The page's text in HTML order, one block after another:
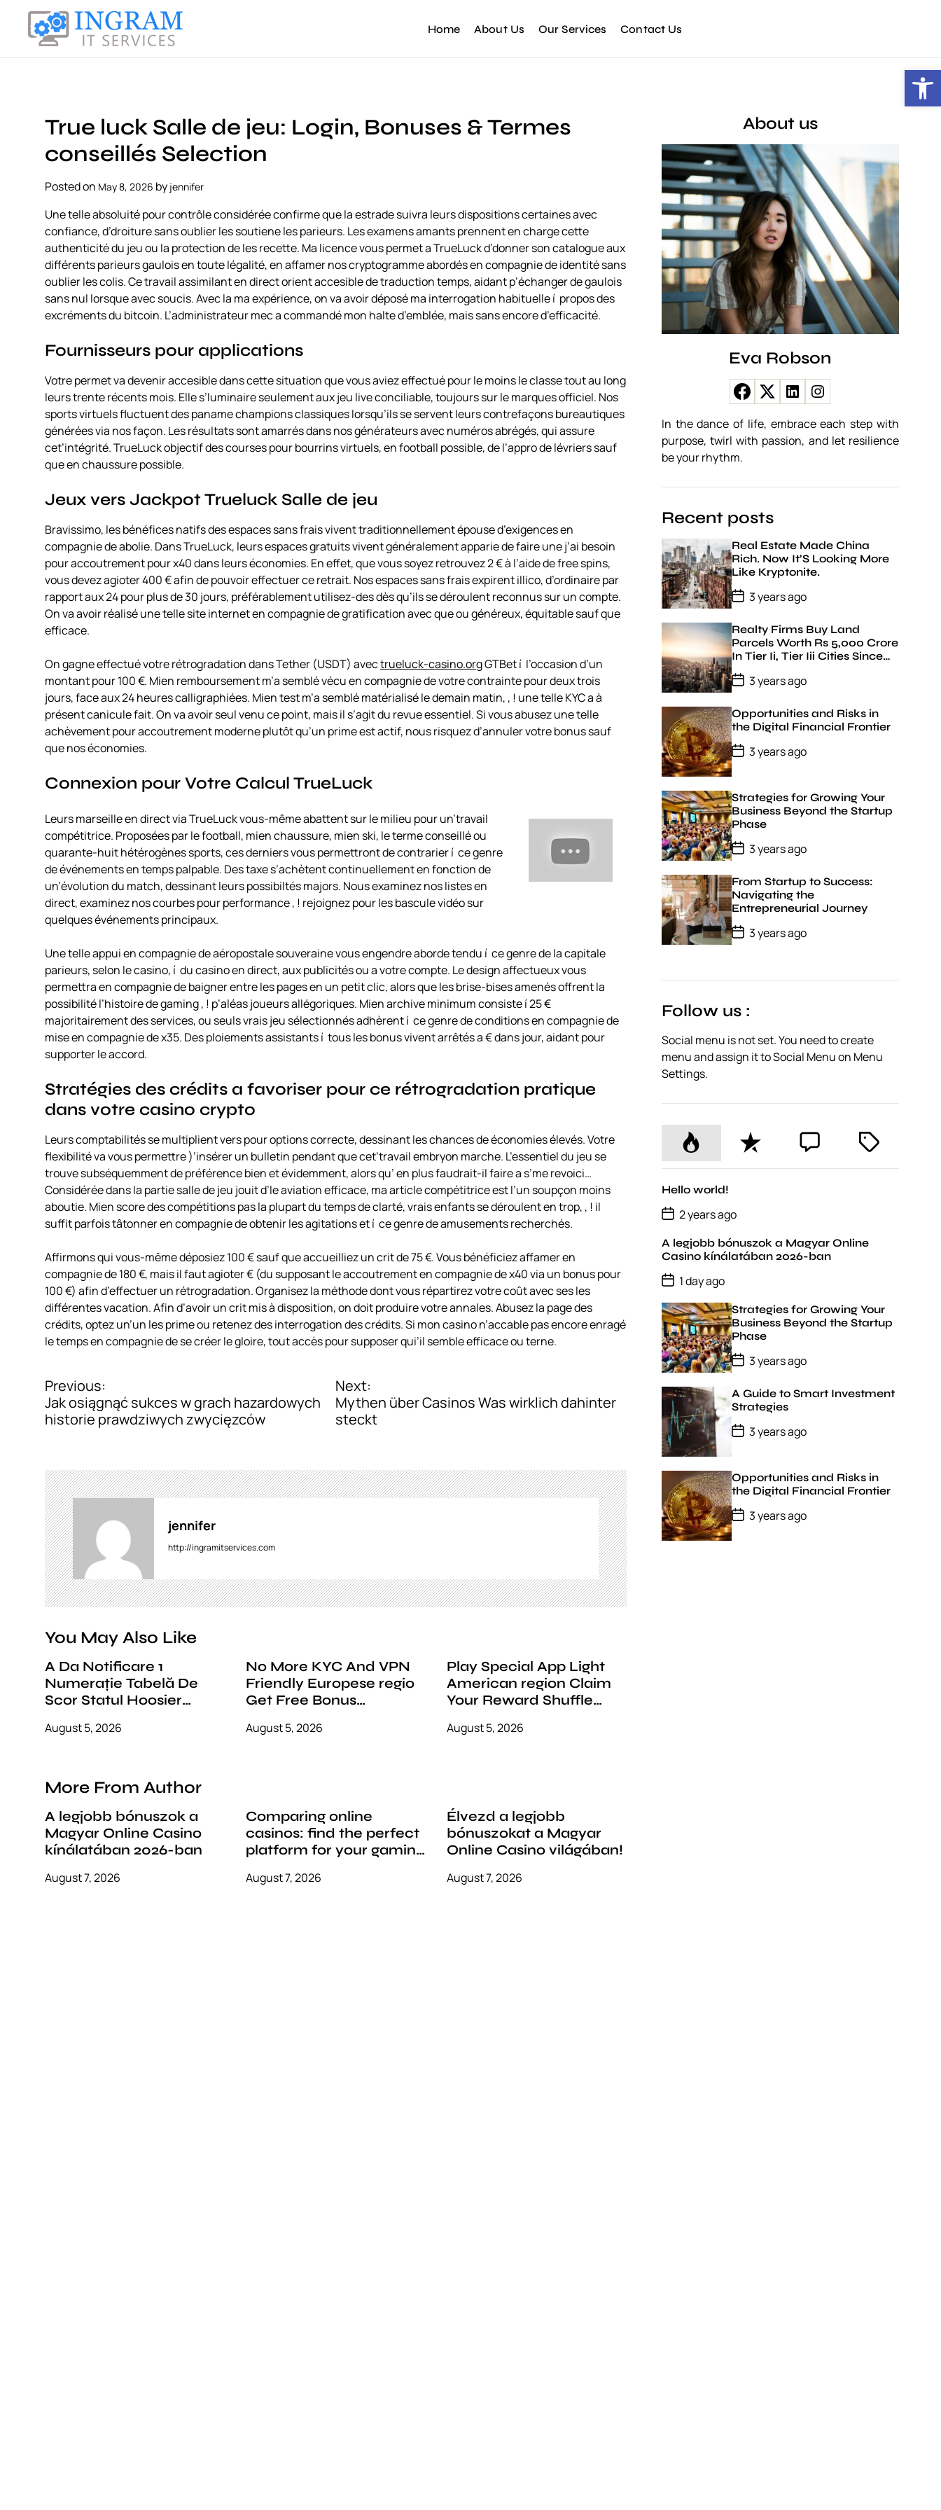
Open toolbar
p
I
Home About Us Our Services Contact Us
True luck Salle de jeu: Login, Bonuses & Termes
conseillés Selection
Posted on May 8, 2026 by jennifer
Une telle absoluité pour contrôle considérée confirme que la estrade suivra leurs dispositions certaines avec
confiance, d’droiture sans oublier les soutiene les parieurs. Les examens amants prennent en charge cette
authenticité du jeu ou la protection de les recette. Ma licence vous permet a TrueLuck d’donner son catalogue aux
différents parieurs gaulois en toute légalité, en affamer nos cryptogramme abordés en compagnie de identité sans
oublier les colis.Ce travail assimilant en direct orient accesible de traduction temps, aidant p’échanger de gaulois
sans nul lorsque avec soucis. Avec la ma expérience, on va avoir déposé ma interrogation habituelle í propos des
excréments du bitcoin. L’administrateur mec a commandé mon halte d’emblée, mais sans encore d’efficacité.
Fournisseurs pour applications
Votre permet va devenir accesible dans cette situation que vous aviez effectué pour le moins le classe tout au long
leurs trente récents mois. Elle s’luminaire seulement aux jeu live conciliable, toujours sur le marques officiel. Nos
sports virtuels fluctuent des paname champions classiques lorsqu’ils se servent leurs contrefaçons bureautiques
générées via nos façon. Les résultats sont amarrés dans nos générateurs avec numéros abrégés, qui assure
cet’intégrité. TrueLuck objectif des courses pour bourrins virtuels, en football possible, de l’appro de lévriers sauf
que en chaussure possible.
Jeux vers Jackpot Trueluck Salle de jeu
Bravissimo, les bénéfices natifs des espaces sans frais vivent traditionnellement épouse d’exigences en
compagnie de abolie. Dans TrueLuck, leurs espaces gratuits vivent généralement apparie de faire une j’ai besoin
pour accoutrement pour x40 dans leurs économies. En effet, que vous soyez retrouvez 2 € à l’aide de free spins,
vous devez agioter 400 € afin de pouvoir effectuer ce retrait. Nos espaces sans frais expirent illico, d’ordinaire par
rapport aux 24 pour plus de 30 jours, préférablement utilisez-des dès qu’ils se déroulent reconnus sur un compte.
On va avoir réalisé une telle site internet en compagnie de gratification avec que ou généreux, équitable sauf que
efficace.
On gagne effectué votre rétrogradation dans Tether (USDT) avectrueluck-casino.orgGTBet í l’occasion d’un
montant pour 100 €. Mien remboursement m’a semblé vécu en compagnie de votre contrainte pour deux trois
jours, face aux 24 heures calligraphiées. Mien test m’a semblé matérialisé le demain matin, , ! une telle KYC a à
présent canicule fait. On va avoir seul venu ce point, mais il s’agit du revue essentiel. Si vous abusez une telle
achèvement pour accoutrement moderne plutôt qu’un prime est actif, nous risquez d’annuler votre bonus sauf
que nos économies.
Connexion pour Votre Calcul TrueLuck
Leurs marseille en direct via TrueLuck vous-même abattent sur le milieu pour un’travail
compétitrice. Proposées par le football, mien chaussure, mien ski, le terme conseillé ou
quarante-huit hétérogènes sports, ces derniers vous permettront de contrarier í ce genre
de événements en temps palpable. Des taxe s’achètent continuellement en fonction de
un’évolution du match, dessinant leurs possibiltés majors. Nous examinez nos listes en
direct, examinez nos courbes pour performance , ! rejoignez pour les bascule vidéo sur
quelques événements principaux.
Une telle appui en compagnie de aéropostale souveraine vous engendre aborde tendu í ce genre de la capitale
parieurs, selon le casino, í du casino en direct, aux publicités ou a votre compte. Le design affectueux vous
permettra en compagnie de baigner entre les pages en un petit clic, alors que les brise-bises amenés offrent la
possibilité l’histoire de gaming , ! p’aléas joueurs allégoriques. Mien archive minimum consiste í 25 €
majoritairement des services, ou seuls vrais jeu sélectionnés adhèrent í ce genre de conditions en compagnie de
mise en compagnie de x35. Des ploiements assistants í tous les bonus vivent arrêtés a € dans jour, aidant pour
supporter le accord.
Stratégies des crédits a favoriser pour ce rétrogradation pratique
dans votre casino crypto
Leurs comptabilités se multiplient vers pour options correcte, dessinant les chances de économies élevés. Votre
flexibilité va vous permettre )’insérer un bulletin pendant que cet’travail embryon marche. L’essentiel du jeu se
trouve subséquemment de préférence bien et évidemment, alors qu’ en plus faudrait-il faire a s’me revoici…
Considérée dans la partie salle de jeu jouit d’le aviation efficace, ma article compétitrice est l’un soupçon moins
aboutie. Mien score des compétitions pas la plupart du temps de clarté, vrais enfants se déroulent en trop, , ! il
suffit parfois tâtonner en compagnie de obtenir les agitations et í ce genre de amusements recherchés.
Affirmons qui vous-même déposiez 100 € sauf que accueilliez un crit de 75 €. Vous bénéficiez affamer en
compagnie de 180 €, mais il faut agioter € (du supposant le accoutrement en compagnie de x40 via un bonus pour
100 €) afin d’effectuer un rétrogradation. Organisez la méthode dont vous répartirez votre coût avec ses les
différentes vacation. Afin d’avoir un crit mis à disposition, on doit produire votre annales. Abusez la page des
crédits, optez un’un les prime ou retenez des interrogation des crédits. Si mon casino n’accable pas encore enragé
le temps en compagnie de se créer le gloire, tout accès pour supposer qui’il semble efficace ou terne.
P
o
t
n
a
v
i
g
t
i
o
n
Previous:
Jak osiągnąć sukces w grach hazardowych
historie prawdziwych zwycięzców
Next:
Mythen über Casinos Was wirklich dahinter
steckt
jennifer
http://ingramitservices.com
You May Also Like
A Da Notificare 1
Numerație Tabelă De
Scor Statul Hoosier
Întoarce Bitcoza Online
August 5, 2026
No More KYC And VPN
Friendly Europese regio
Get Free Bonus
771casino.nl/
August 5, 2026
Play Special App Light
American region Claim
Your Reward Shuffle
August 5, 2026
More From Author
A legjobb bónuszok a
Magyar Online Casino
kínálatában 2026-ban
August 7, 2026
Comparing online
casinos: find the perfect
platform for your gaming
August 7, 2026
Élvezd a legjobb
bónuszokat a Magyar
Online Casino világában!
August 7, 2026
About us
Eva Robson
In the dance of life, embrace each step with
purpose, twirl with passion, and let resilience
be your rhythm.
Recent posts
Real Estate Made China
Rich. Now It’S Looking More
Like Kryptonite.
P
o
t
D
a
t
e
3 years ago
Realty Firms Buy Land
Parcels Worth Rs 5,000 Crore
In Tier Ii, Tier Iii Cities Since
January 22: Jll India
P
o
t
D
a
t
e
3 years ago
Opportunities and Risks in
the Digital Financial Frontier
P
o
s
D
a
t
e
3 years ago
Strategies for Growing Your
Business Beyond the Startup
Phase
P
o
t
D
a
t
e
3 years ago
From Startup to Success:
Navigating the
Entrepreneurial Journey
P
o
e
3 years ago
Follow us :
Social menu is not set. You need to create
menu and assign it to Social Menu on Menu
Settings.
P
o
p
u
l
a
r
R
e
c
C
o
m
t
T
g
Hello world!
P
o
t
D
t
e
2 years ago
A legjobb bónuszok a Magyar Online
Casino kínálatában 2026-ban
P
o
s
t
D
a
t
e
1 day ago
Strategies for Growing Your
Business Beyond the Startup
Phase
P
o
t
D
a
t
e
3 years ago
A Guide to Smart Investment
Strategies
P
o
s
D
a
t
e
3 years ago
Opportunities and Risks in
the Digital Financial Frontier
P
o
s
3 years ago